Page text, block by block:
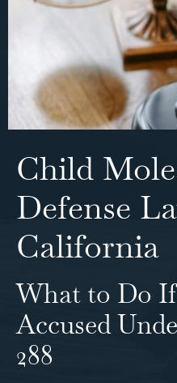
Child
Defense
California
What to Do
Accused
288